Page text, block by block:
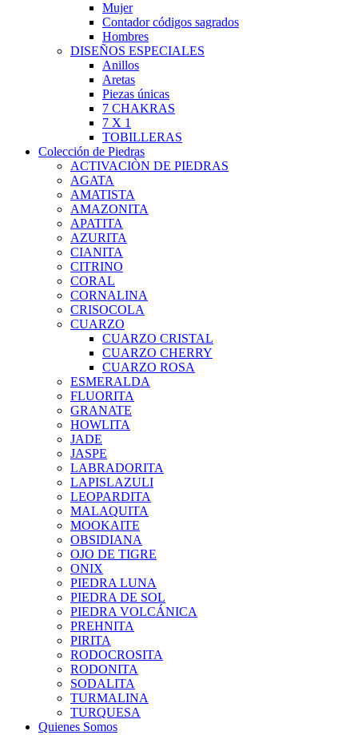
Mujer
Contador códigos sagrados
Hombres
DISEÑOS ESPECIALES
Anillos
Aretas
Piezas únicas
7 CHAKRAS
7 X 1
TOBILLERAS
Colección de Piedras
ACTIVACIÒN DE PIEDRAS
AGATA
AMATISTA
AMAZONITA
APATITA
AZURITA
CIANITA
CITRINO
CORAL
CORNALINA
CRISOCOLA
CUARZO
CUARZO CRISTAL
CUARZO CHERRY
CUARZO ROSA
ESMERALDA
FLUORITA
GRANATE
HOWLITA
JADE
JASPE
LABRADORITA
LAPISLAZULI
LEOPARDITA
MALAQUITA
MOOKAITE
OBSIDIANA
OJO DE TIGRE
ONIX
PIEDRA LUNA
PIEDRA DE SOL
PIEDRA VOLCÁNICA
PREHNITA
PIRITA
RODOCROSITA
RODONITA
SODALITA
TURMALINA
TURQUESA
Quienes Somos